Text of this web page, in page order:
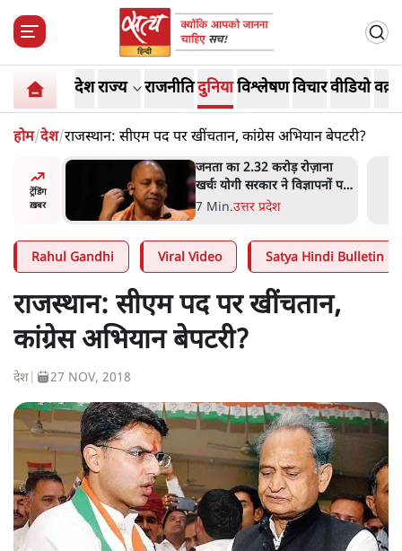
देशराज्य राजनीतिदुनियाविश्लेषणविचारवीडियो
होम/देश/राजस्थान: सीएम पद पर खींचतान, कांग्रेस अभियान बेपटरी?
ट्रेंडिंग
ख़बर
जनता का 2.32 करोड़ रोज़ाना
खर्चः योगी सरकार ने विज्ञापनों पर
उड़ाने में मोदी 3.0 को भी पीछे
छोड़ा
7 Min.उत्तर प्रदेश
Rahul Gandhi Viral Video Satya Hindi Bulletin
राजस्थान: सीएम पद पर खींचतान,
कांग्रेस अभियान बेपटरी?
देश 27 NOV, 2018